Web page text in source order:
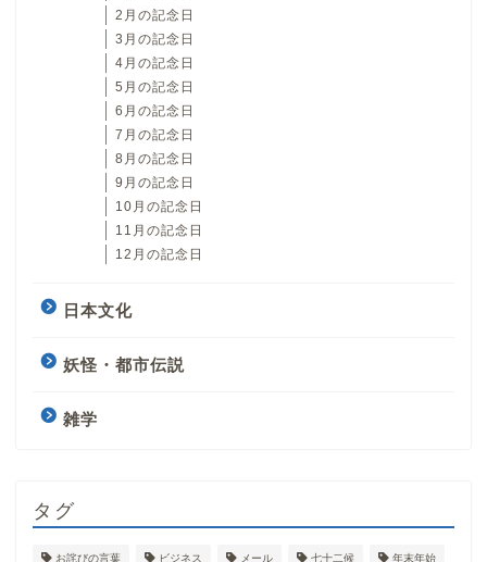
2月の記念日
3月の記念日
4月の記念日
5月の記念日
6月の記念日
7月の記念日
8月の記念日
9月の記念日
10月の記念日
11月の記念日
12月の記念日
日本文化
妖怪・都市伝説
雑学
タグ
お詫びの言葉 ビジネス メール 七十二候 年末年始